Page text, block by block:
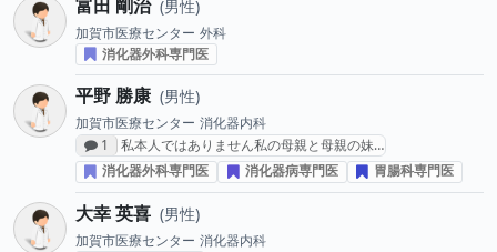
富田 剛治 男性
加賀市医療センター 外科
消化器外科専門医
平野 勝康 男性
加賀市医療センター 消化器内科
感想投稿数
1
私本人ではありません私の母親と母親の妹…
消化器外科専門医
消化器病専門医 胃腸科専門医
大幸 英喜 男性
加賀市医療センター 消化器内科